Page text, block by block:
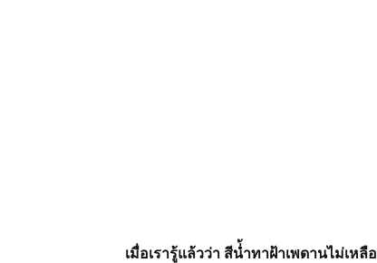
เมื่อเรารู้แล้วว่า สีน่้ำทาฝ้าเพดานไม่เห